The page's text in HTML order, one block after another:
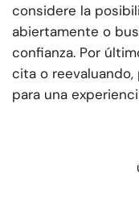
considere la
abiertamente o
confianza. Por
cita o
para una